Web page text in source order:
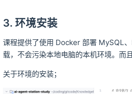
3. 环境安装
课程提供了使用 Docker 部署 MySQL
载，不会污染本地电脑的本机环境。而
关于环境的安装；